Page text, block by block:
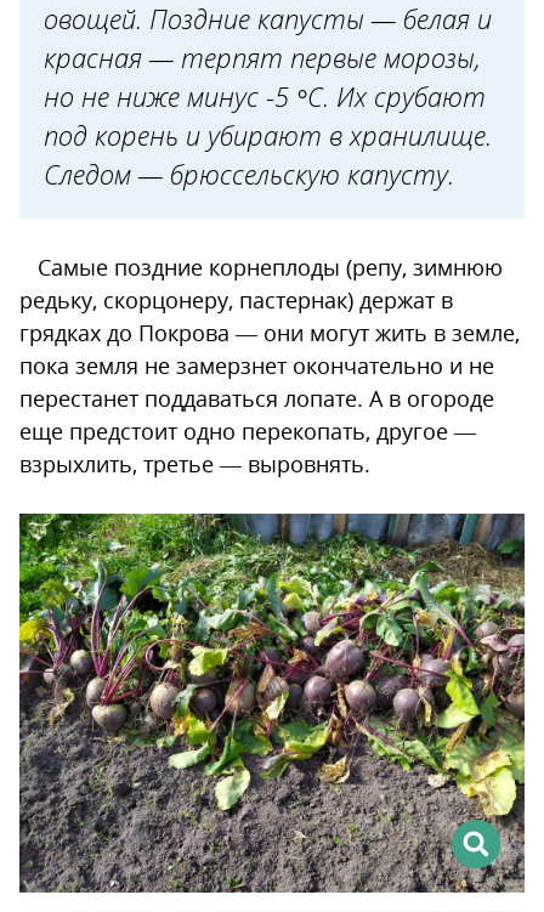
овощей. Поздние капусты — белая и
красная — терпят первые морозы,
но не ниже минус -5 °С. Их срубают
под корень и убирают в хранилище.
Следом — брюссельскую капусту.
Самые поздние корнеплоды (репу, зимнюю
редьку, скорцонеру, пастернак) держат в
грядках до Покрова — они могут жить в земле,
пока земля не замерзнет окончательно и не
перестанет поддаваться лопате. А в огороде
еще предстоит одно перекопать, другое —
взрыхлить, третье — выровнять.